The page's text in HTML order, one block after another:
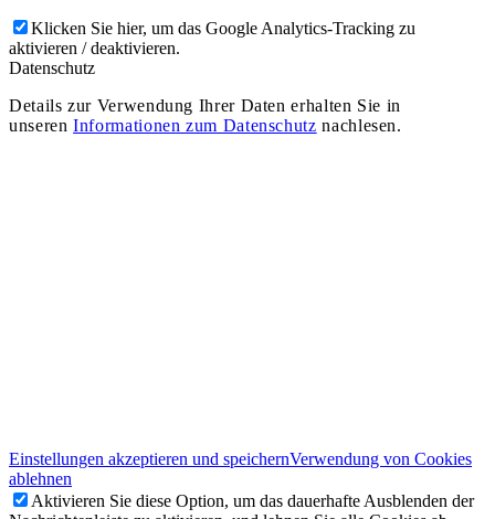
Klicken Sie hier, um das Google Analytics-Tracking zu
aktivieren / deaktivieren.
Datenschutz
Details zur Verwendung Ihrer Daten erhalten Sie in
unserenInformationen zum Datenschutz nachlesen.
Einstellungen akzeptieren und speichernVerwendung von Cookies
ablehnen
Aktivieren Sie diese Option, um das dauerhafte Ausblenden der